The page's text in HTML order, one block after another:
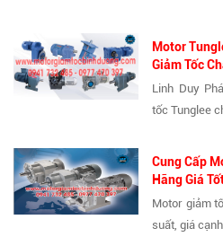
Motor
Giảm Tốc
Linh Duy
tốc Tunglee
Cung Cấp
Hãng Giá
Motor giảm
suất, giá